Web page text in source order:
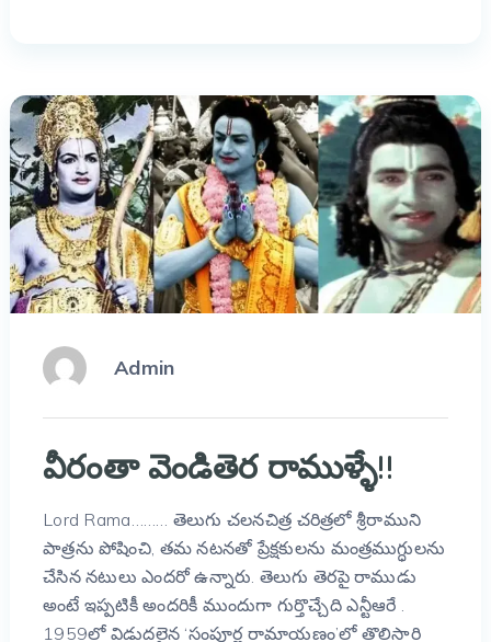
Admin
వీరంతా వెండితెర రాముళ్ళే!!
Lord Rama……… తెలుగు చలనచిత్ర చరిత్రలో శ్రీరాముని
పాత్రను పోషించి, తమ నటనతో ప్రేక్షకులను మంత్రముగ్ధులను
చేసిన నటులు ఎందరో ఉన్నారు. తెలుగు తెరపై రాముడు
అంటే ఇప్పటికీ అందరికీ ముందుగా గుర్తొచ్చేది ఎన్టీఆరే .
1959లో విడుదలైన ‘సంపూర్ణ రామాయణం’లో తొలిసారి